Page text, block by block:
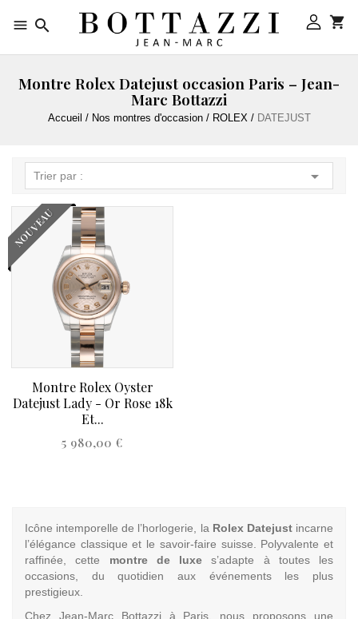
  
Montre Rolex Datejust occasion Paris – Jean-
Marc Bottazzi
Accueil Nos montres d'occasion ROLEX DATEJUST
Icône intemporelle de l’horlogerie, la Rolex Datejustincarne
l’élégance classique et le savoir-faire suisse. Polyvalente et
raffinée, cette montre de luxe s’adapte à toutes les
occasions, du quotidien aux événements les plus
prestigieux.
Chez Jean-Marc Bottazzi à Paris, nous proposons une
Trier par : 
NOUVEAU
Montre Rolex Oyster
Datejust Lady - Or Rose 18k
Et...
Price
5 980,00 €